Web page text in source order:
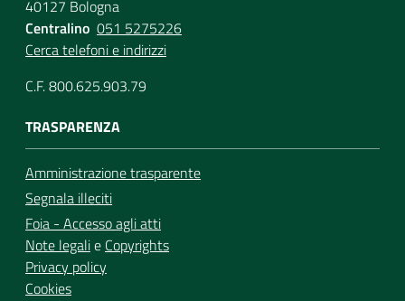
40127 Bologna
Centralino 051 5275226
Cerca telefoni e indirizzi
C.F. 800.625.903.79
TRASPARENZA
Amministrazione trasparente
Segnala illeciti
Foia - Accesso agli atti
Note legalie Copyrights
Privacy policy
Cookies